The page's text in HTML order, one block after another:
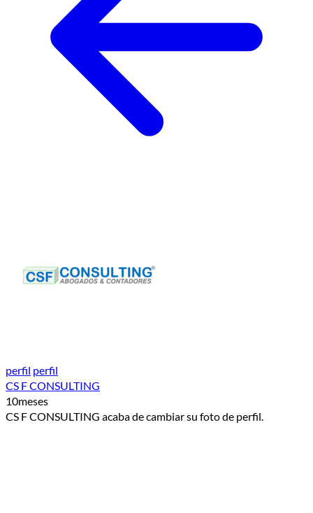
perfil perfil
CS F CONSULTING
10meses
CS F CONSULTING acaba de cambiar su foto de perfil.